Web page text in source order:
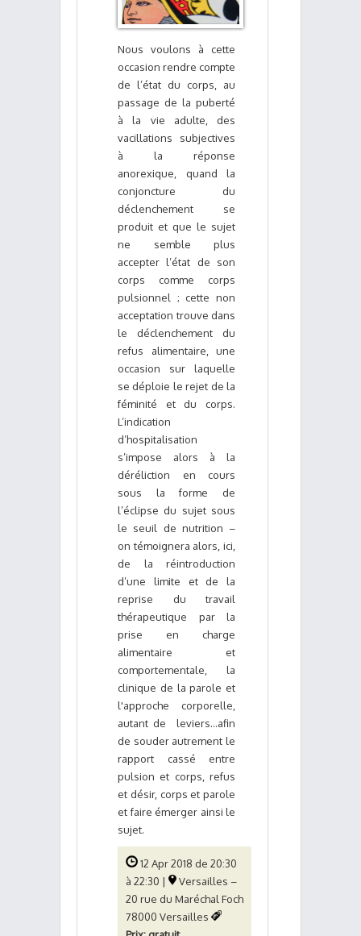
Nous voulons à cette
occasion rendre compte
de l’état du corps, au
passage de la puberté
à la vie adulte, des
vacillations subjectives
à la réponse
anorexique, quand la
conjoncture du
déclenchement se
produit et que le sujet
ne semble plus
accepter l’état de son
corps comme corps
pulsionnel ; cette non
acceptation trouve dans
le déclenchement du
refus alimentaire, une
occasion sur laquelle
se déploie le rejet de la
féminité et du corps.
L’indication
d’hospitalisation
s’impose alors à la
déréliction en cours
sous la forme de
l’éclipse du sujet sous
le seuil de nutrition –
on témoignera alors, ici,
de la réintroduction
d’une limite et de la
reprise du travail
thérapeutique par la
prise en charge
alimentaire et
comportementale, la
clinique de la parole et
l'approche corporelle,
autant de leviers…afin
de souder autrement le
rapport cassé entre
pulsion et corps, refus
et désir, corps et parole
et faire émerger ainsi le
sujet.
12 Apr 2018 de 20:30
à 22:30 |
Versailles –
20 rue du Maréchal Foch
78000 Versailles